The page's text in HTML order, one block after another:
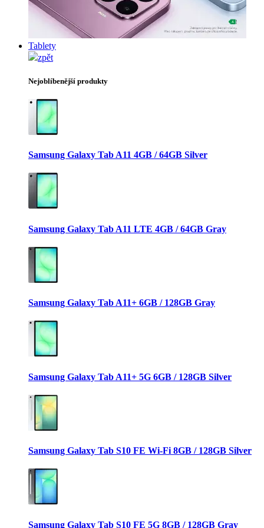
Tablety
zpět
Nejoblíbenější produkty
Samsung Galaxy Tab A11 4GB / 64GB Silver
Samsung Galaxy Tab A11 LTE 4GB / 64GB Gray
Samsung Galaxy Tab A11+ 6GB / 128GB Gray
Samsung Galaxy Tab A11+ 5G 6GB / 128GB Silver
Samsung Galaxy Tab S10 FE Wi-Fi 8GB / 128GB Silver
Samsung Galaxy Tab S10 FE 5G 8GB / 128GB Gray